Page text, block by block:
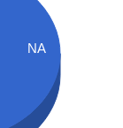
NA